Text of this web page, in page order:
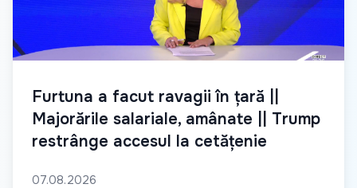
Furtuna a facut ravagii în țară ||
Majorările salariale, amânate || Trump
restrânge accesul la cetățenie
07.08.2026